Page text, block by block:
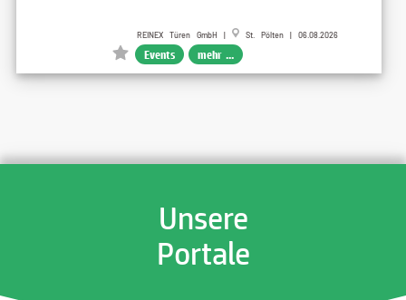
REINEX Türen GmbH | St. Pölten | 06.08.2026
Events mehr ...
Unsere
Portale